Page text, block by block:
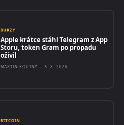
BURZY
Apple krátce stáhl Telegram z App
Storu, token Gram po propadu
oživil
MARTIN KOUTNÝ - 5. 8. 2026
BITCOIN